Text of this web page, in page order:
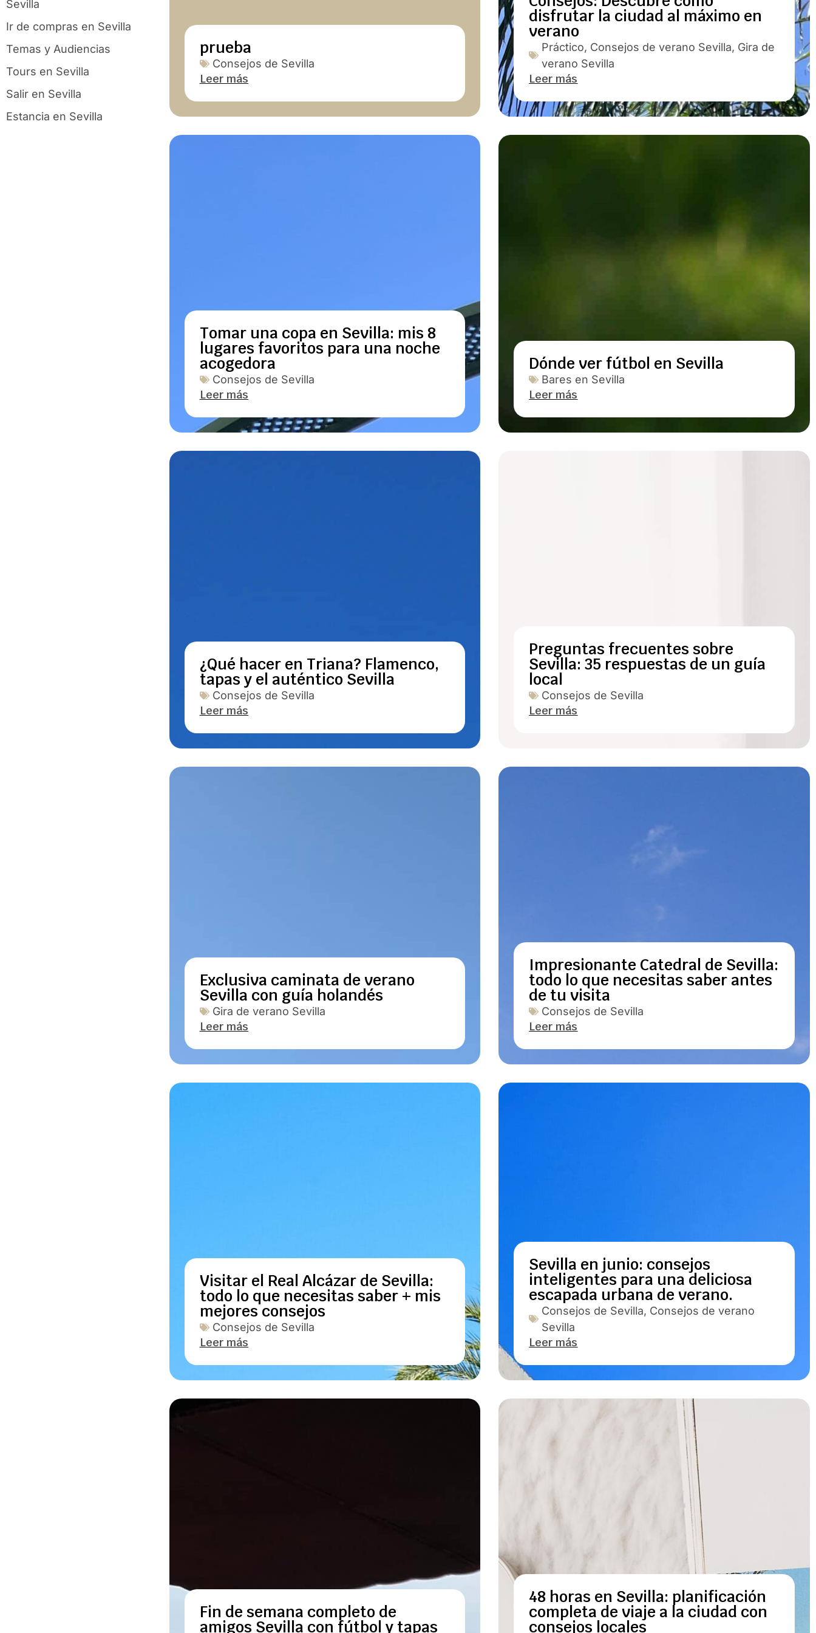
Sevilla
Ir de compras en Sevilla
Temas y Audiencias
Tours en Sevilla
Salir en Sevilla
Estancia en Sevilla
prueba
Consejos de Sevilla
Leer más
disfrutar la ciudad al máximo en
verano
Práctico, Consejos de verano Sevilla, Gira de
verano Sevilla
Leer más
Tomar una copa en Sevilla: mis 8
lugares favoritos para una noche
acogedora
Consejos de Sevilla
Leer más
Dónde ver fútbol en Sevilla
Bares en Sevilla
Leer más
¿Qué hacer en Triana? Flamenco,
tapas y el auténtico Sevilla
Consejos de Sevilla
Leer más
Preguntas frecuentes sobre
Sevilla: 35 respuestas de un guía
local
Consejos de Sevilla
Leer más
Exclusiva caminata de verano
Sevilla con guía holandés
Gira de verano Sevilla
Leer más
Impresionante Catedral de Sevilla:
todo lo que necesitas saber antes
de tu visita
Consejos de Sevilla
Leer más
Visitar el Real Alcázar de Sevilla:
todo lo que necesitas saber + mis
mejores consejos
Consejos de Sevilla
Leer más
Sevilla en junio: consejos
inteligentes para una deliciosa
escapada urbana de verano.
Consejos de Sevilla, Consejos de verano
Sevilla
Leer más
Fin de semana completo de
amigos Sevilla con fútbol y tapas
48 horas en Sevilla: planificación
completa de viaje a la ciudad con
consejos locales